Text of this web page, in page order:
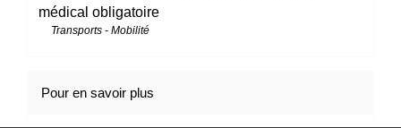
médical obligatoire
Transports - Mobilité
Pour en savoir plus